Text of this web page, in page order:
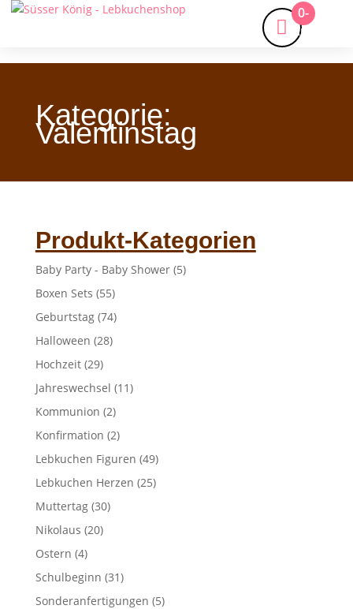
0-
Artikel
Kategorie:
Valentinstag
Produkt-Kategorien
Baby Party - Baby Shower (5)
Boxen Sets (55)
Geburtstag (74)
Halloween (28)
Hochzeit (29)
Jahreswechsel (11)
Kommunion (2)
Konfirmation (2)
Lebkuchen Figuren (49)
Lebkuchen Herzen (25)
Muttertag (30)
Nikolaus (20)
Ostern (4)
Schulbeginn (31)
Sonderanfertigungen (5)